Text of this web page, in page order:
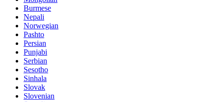
Burmese
Nepali
Norwegian
Pashto
Persian
Punjabi
Serbian
Sesotho
Sinhala
Slovak
Slovenian